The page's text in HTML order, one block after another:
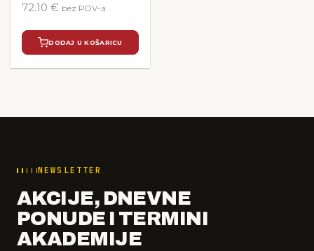
72.10 € bez PDV-a
DODAJ U KOŠARICU
NEWSLETTER
AKCIJE, DNEVNE
PONUDE I TERMINI
AKADEMIJE